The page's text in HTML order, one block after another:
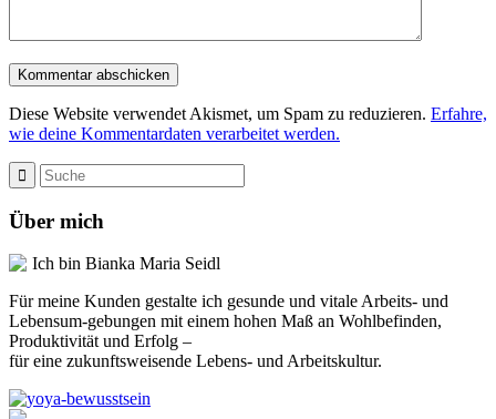
Diese Website verwendet Akismet, um Spam zu reduzieren. Erfahre,
wie deine Kommentardaten verarbeitet werden.
Über mich
Ich bin Bianka Maria Seidl
Für meine Kunden gestalte ich gesunde und vitale Arbeits- und
Lebensum-gebungen mit einem hohen Maß an Wohlbefinden,
Produktivität und Erfolg –
für eine zukunftsweisende Lebens- und Arbeitskultur.